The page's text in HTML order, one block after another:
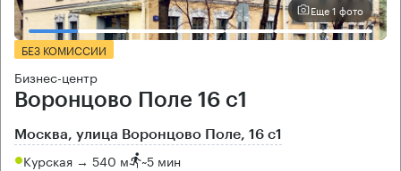
Еще 1 фото
БЕЗ КОМИССИИ
Бизнес-центр
Воронцово Поле 16 с1
Москва, улица Воронцово Поле, 16 с1
Курская → 540 м ~5 мин